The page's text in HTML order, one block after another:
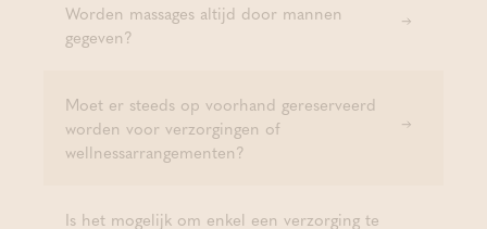
Worden massages altijd door mannen
gegeven?
Moet er steeds op voorhand gereserveerd
worden voor verzorgingen of
wellnessarrangementen?
Is het mogelijk om enkel een verzorging te